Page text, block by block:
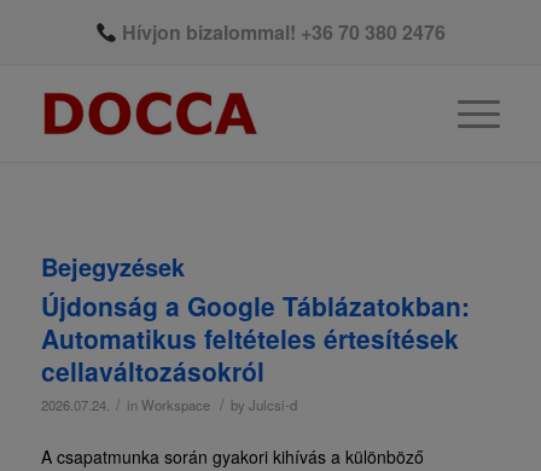
Hívjon bizalommal! +36 70 380 2476
Bejegyzések
Újdonság a Google Táblázatokban:
Automatikus feltételes értesítések
cellaváltozásokról
2026.07.24. / inWorkspace / by Julcsi-d
A csapatmunka során gyakori kihívás a különböző